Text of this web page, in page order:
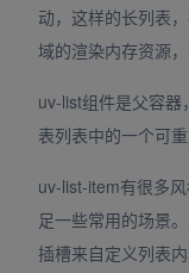
动，这样的长列表
域的渲染内存资源
uv-list组件是父容
表列表中的一个可
uv-list-item有很多
足一些常用的场景
插槽来自定义列表